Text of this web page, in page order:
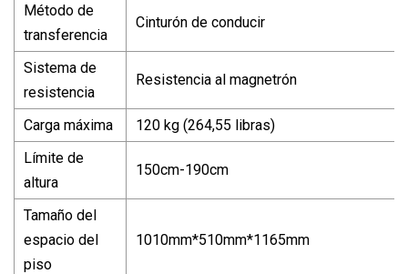
Método de
transferencia
Cinturón de conducir
Sistema de
resistencia
Resistencia al magnetrón
Carga máxima
120 kg (264,55 libras)
Límite de
altura
150cm-190cm
Tamaño del
espacio del
piso
1010mm*510mm*1165mm